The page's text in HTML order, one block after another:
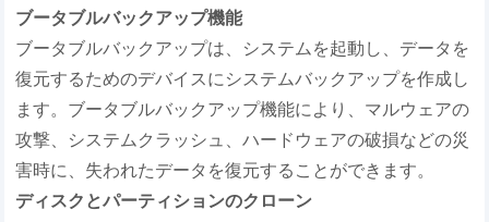
ブータブルバックアップ機能
ブータブルバックアップは、システムを起動し、データを
復元するためのデバイスにシステムバックアップを作成し
ます。ブータブルバックアップ機能により、マルウェアの
攻撃、システムクラッシュ、ハードウェアの破損などの災
害時に、失われたデータを復元することができます。
ディスクとパーティションのクローン